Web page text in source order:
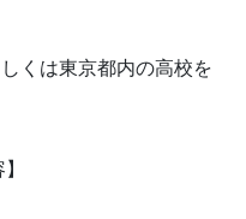
くは東京都内の高校を